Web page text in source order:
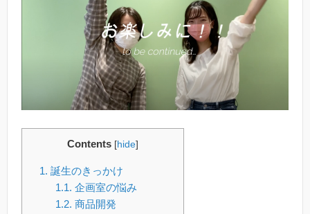
Contents [hide]
1. 誕生のきっかけ
1.1. 企画室の悩み
1.2. 商品開発